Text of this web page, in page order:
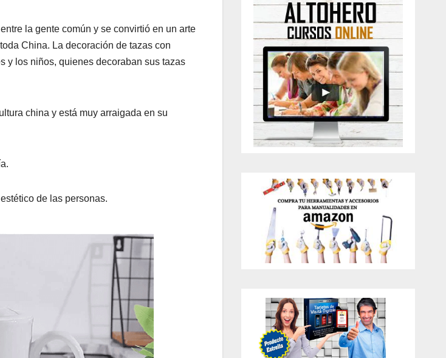
la gente común y se convirtió en un arte
China. La decoración de tazas con
y los niños, quienes decoraban sus tazas
china y está muy arraigada en su
de las personas.